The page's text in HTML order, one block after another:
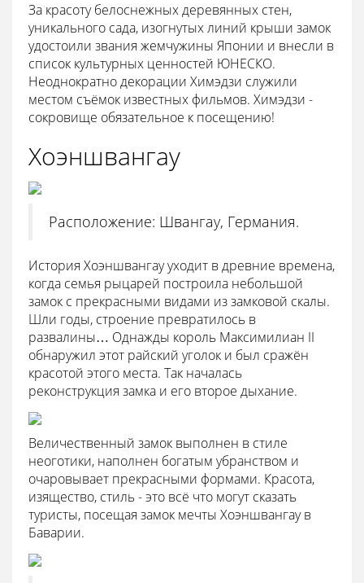
За красоту белоснежных деревянных стен,
уникального сада, изогнутых линий крыши замок
удостоили звания жемчужины Японии и внесли в
список культурных ценностей ЮНЕСКО.
Неоднократно декорации Химэдзи служили
местом съёмок известных фильмов. Химэдзи -
сокровище обязательное к посещению!
Хоэншвангау
Расположение: Швангау, Германия.
История Хоэншвангау уходит в древние времена,
когда семья рыцарей построила небольшой
замок с прекрасными видами из замковой скалы.
Шли годы, строение превратилось в
развалины… Однажды король Максимилиан II
обнаружил этот райский уголок и был сражён
красотой этого места. Так началась
реконструкция замка и его второе дыхание.
Величественный замок выполнен в стиле
неоготики, наполнен богатым убранством и
очаровывает прекрасными формами. Красота,
изящество, стиль - это всё что могут сказать
туристы, посещая замок мечты Хоэншвангау в
Баварии.